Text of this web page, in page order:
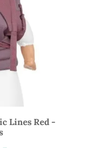
Lines Red -